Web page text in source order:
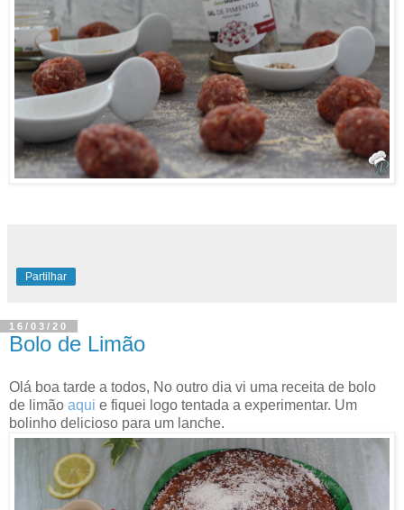
Partilhar
16/03/20
Bolo de Limão
Olá boa tarde a todos, No outro dia vi uma receita de bolo
de limão aqui e fiquei logo tentada a experimentar. Um
bolinho delicioso para um lanche.